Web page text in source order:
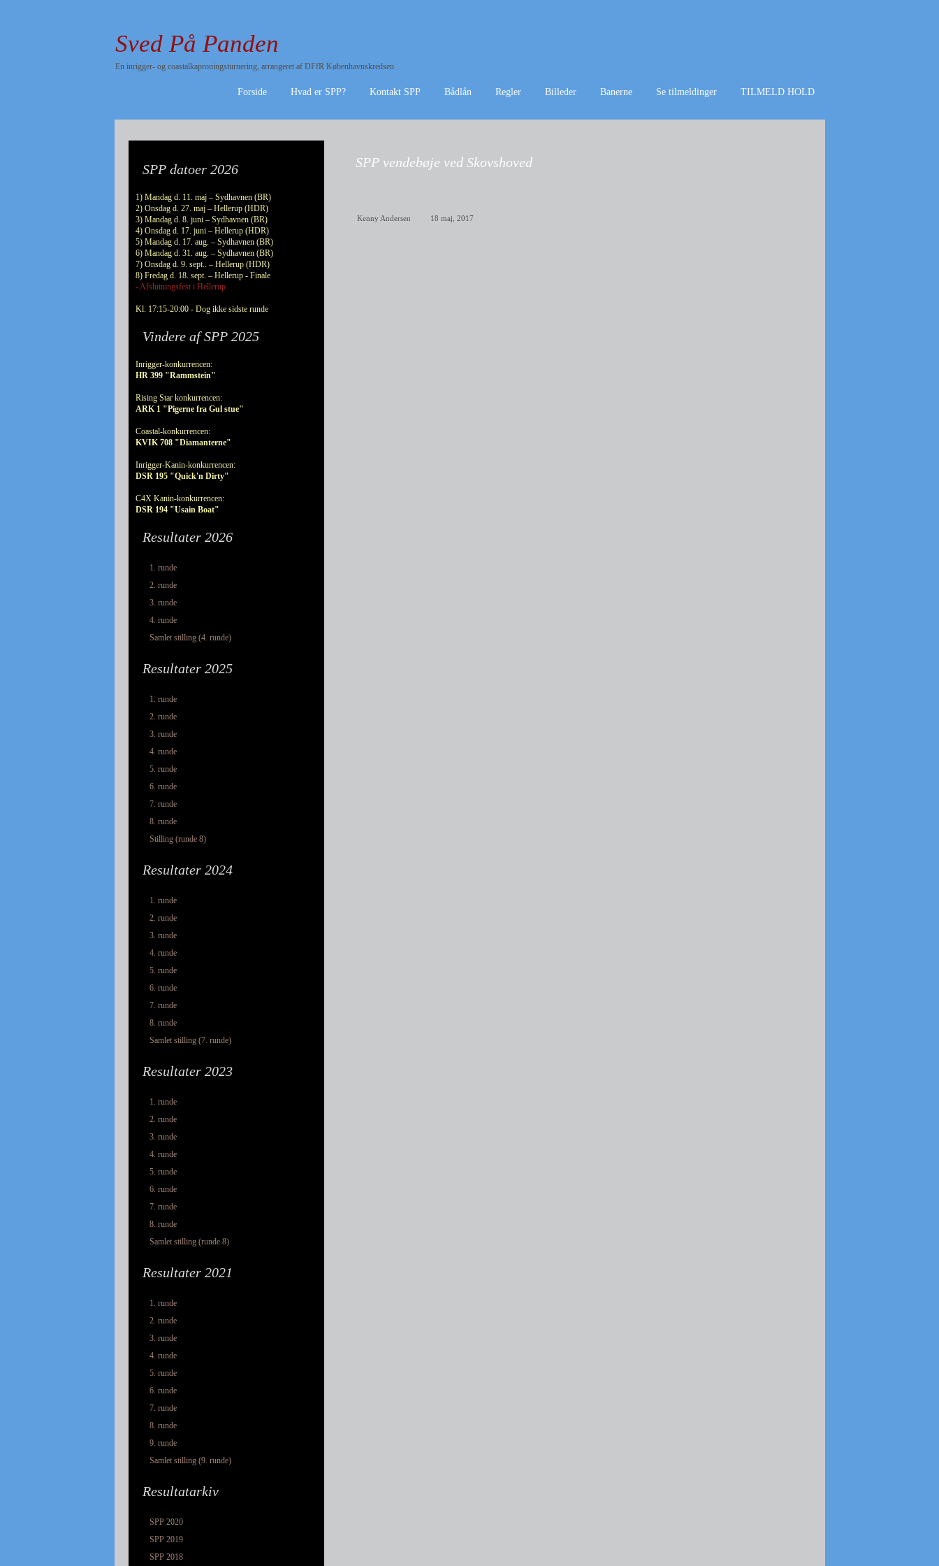
Sved På Panden
En inrigger- og coastalkaproningsturnering, arrangeret af DFfR Københavnskredsen
Forside Hvad er SPP? Kontakt SPP Bådlån Regler Billeder Banerne Se tilmeldinger TILMELD HOLD
SPP datoer 2026
1) Mandag d. 11. maj – Sydhavnen (BR)
2) Onsdag d. 27. maj – Hellerup (HDR)
3) Mandag d. 8. juni – Sydhavnen (BR)
4) Onsdag d. 17. juni – Hellerup (HDR)
5) Mandag d. 17. aug. – Sydhavnen (BR)
6) Mandag d. 31. aug. – Sydhavnen (BR)
7) Onsdag d. 9. sept.. – Hellerup (HDR)
8) Fredag d. 18. sept. – Hellerup - Finale
- Afslutningsfest i Hellerup
Kl. 17:15-20:00 - Dog ikke sidste runde
Vindere af SPP 2025
Inrigger-konkurrencen:
HR 399 "Rammstein"
Rising Star konkurrencen:
ARK 1 "Pigerne fra Gul stue"
Coastal-konkurrencen:
KVIK 708 "Diamanterne"
Inrigger-Kanin-konkurrencen:
DSR 195 "Quick'n Dirty"
C4X Kanin-konkurrencen:
DSR 194 "Usain Boat"
Resultater 2026
1. runde
2. runde
3. runde
4. runde
Samlet stilling (4. runde)
Resultater 2025
1. runde
2. runde
3. runde
4. runde
5. runde
6. runde
7. runde
8. runde
Stilling (runde 8)
Resultater 2024
1. runde
2. runde
3. runde
4. runde
5. runde
6. runde
7. runde
8. runde
Samlet stilling (7. runde)
Resultater 2023
1. runde
2. runde
3. runde
4. runde
5. runde
6. runde
7. runde
8. runde
Samlet stilling (runde 8)
Resultater 2021
1. runde
2. runde
3. runde
4. runde
5. runde
6. runde
7. runde
8. runde
9. runde
Samlet stilling (9. runde)
Resultatarkiv
SPP 2020
SPP 2019
SPP 2018
SPP vendebøje ved Skovshoved
Kenny Andersen 18 maj, 2017